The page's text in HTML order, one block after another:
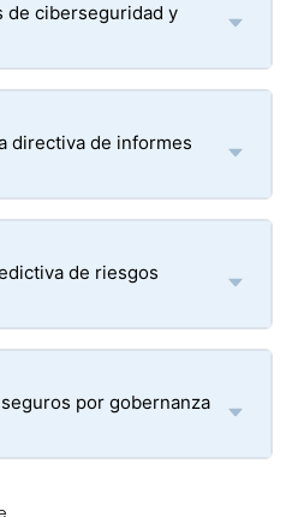
de ciberseguridad y
directiva de informes
de riesgos
por gobernanza